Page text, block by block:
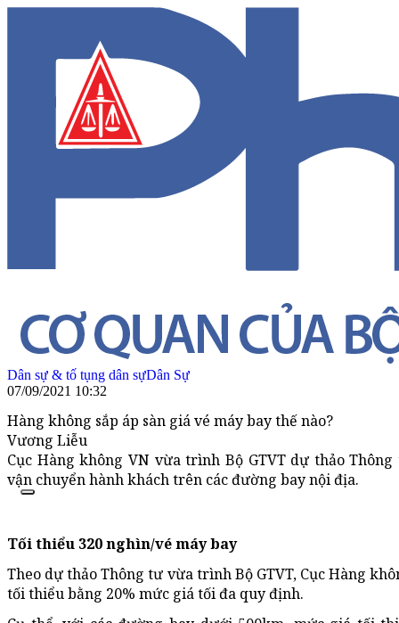
Dân sự & tố tụng dân sựDân Sự
07/09/2021 10:32
Hàng không sắp áp sàn giá vé máy bay thế nào?
Vương Liễu
Cục Hàng không VN vừa trình Bộ GTVT dự thảo
vận chuyển hành khách trên các đường bay nội địa.
Tối thiểu 320 nghìn/vé máy bay
Theo dự thảo Thông tư vừa trình Bộ GTVT, Cục Hàng
tối thiểu bằng 20% mức giá tối đa quy định.